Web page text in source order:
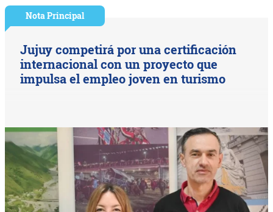
Nota Principal
Jujuy competirá por una certificación
internacional con un proyecto que
impulsa el empleo joven en turismo